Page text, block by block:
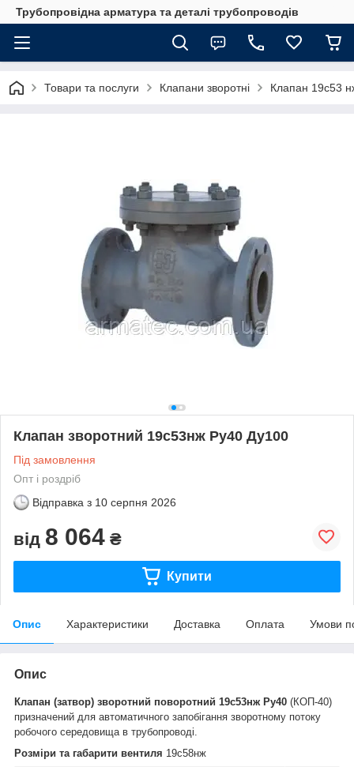
Трубопровідна арматура та деталі трубопроводів
Товари та послуги Клапани зворотні Клапан 19с53
Клапан зворотний 19с53нж Ру40 Ду100
Під замовлення
Опт і роздріб
Відправка з 10 серпня 2026
від 8 064 ₴
Купити
Опис Характеристики Доставка Оплата Умови
Опис
Клапан (затвор) зворотний поворотний 19с53нж Ру40 (КОП-40)
призначений для автоматичного запобігання зворотному потоку
робочого середовища в трубопроводі.
Розміри та габарити вентиля 19с58нж